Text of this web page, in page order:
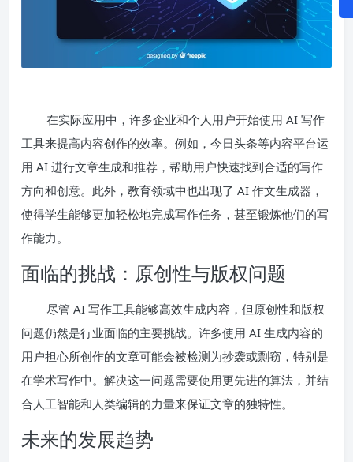
在实际应用中，许多企业和个人用户开始使用 AI 写作
工具来提高内容创作的效率。例如，今日头条等内容平台运
用 AI 进行文章生成和推荐，帮助用户快速找到合适的写作
方向和创意。此外，教育领域中也出现了 AI 作文生成器，
使得学生能够更加轻松地完成写作任务，甚至锻炼他们的写
作能力。
面临的挑战：原创性与版权问题
尽管 AI 写作工具能够高效生成内容，但原创性和版权
问题仍然是行业面临的主要挑战。许多使用 AI 生成内容的
用户担心所创作的文章可能会被检测为抄袭或剽窃，特别是
在学术写作中。解决这一问题需要使用更先进的算法，并结
合人工智能和人类编辑的力量来保证文章的独特性。
未来的发展趋势